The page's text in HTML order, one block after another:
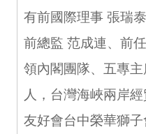
有前國際理事 張瑞
前總監 范成連、前
領內閣團隊、五專
人，台灣海峽兩岸
友好會台中榮華獅